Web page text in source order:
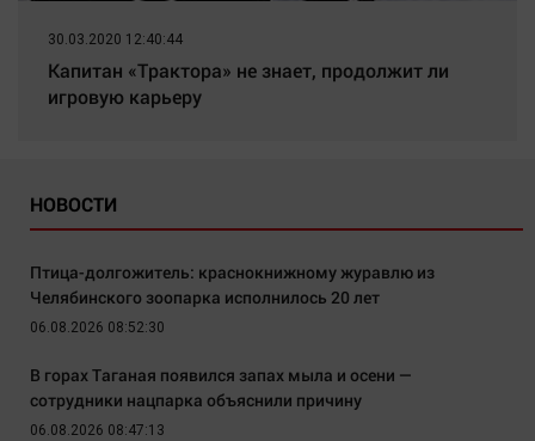
30.03.2020 12:40:44
Капитан «Трактора» не знает, продолжит ли
игровую карьеру
НОВОСТИ
Птица-долгожитель: краснокнижному журавлю из
Челябинского зоопарка исполнилось 20 лет
06.08.2026 08:52:30
В горах Таганая появился запах мыла и осени —
сотрудники нацпарка объяснили причину
06.08.2026 08:47:13